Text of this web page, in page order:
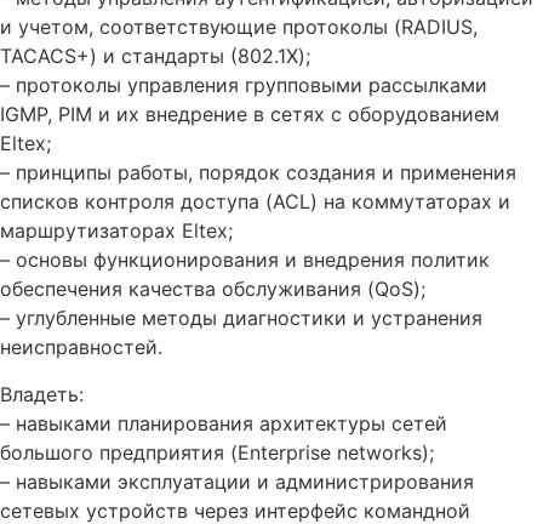
и учетом, соответствующие протоколы (RADIUS,
TACACS+) и стандарты (802.1X);
– протоколы управления групповыми рассылками
IGMP, PIM и их внедрение в сетях с оборудованием
Eltex;
– принципы работы, порядок создания и применения
списков контроля доступа (ACL) на коммутаторах и
маршрутизаторах Eltex;
– основы функционирования и внедрения политик
обеспечения качества обслуживания (QoS);
– углубленные методы диагностики и устранения
неисправностей.
Владеть:
– навыками планирования архитектуры сетей
большого предприятия (Enterprise networks);
– навыками эксплуатации и администрирования
сетевых устройств через интерфейс командной